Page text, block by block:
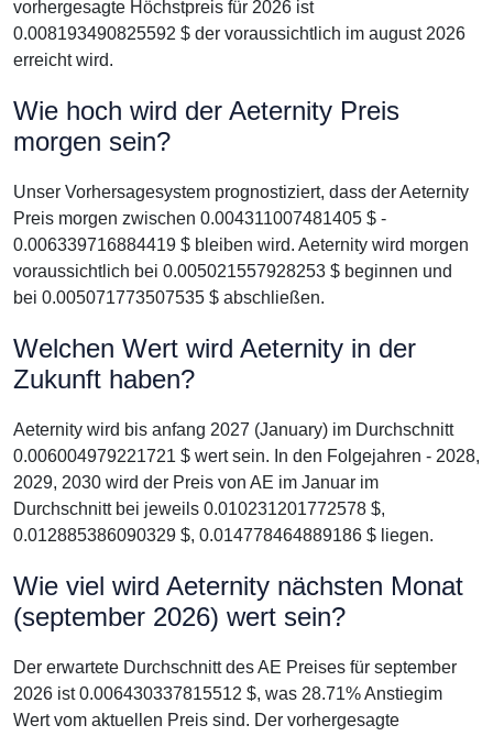
vorhergesagte Höchstpreis für 2026 ist
0.008193490825592 $ der voraussichtlich im august 2026
erreicht wird.
Wie hoch wird der Aeternity Preis
morgen sein?
Unser Vorhersagesystem prognostiziert, dass der Aeternity
Preis morgen zwischen 0.004311007481405 $ -
0.006339716884419 $ bleiben wird. Aeternity wird morgen
voraussichtlich bei 0.005021557928253 $ beginnen und
bei 0.005071773507535 $ abschließen.
Welchen Wert wird Aeternity in der
Zukunft haben?
Aeternity wird bis anfang 2027 (January) im Durchschnitt
0.006004979221721 $ wert sein. In den Folgejahren - 2028,
2029, 2030 wird der Preis von AE im Januar im
Durchschnitt bei jeweils 0.010231201772578 $,
0.012885386090329 $, 0.014778464889186 $ liegen.
Wie viel wird Aeternity nächsten Monat
(september 2026) wert sein?
Der erwartete Durchschnitt des AE Preises für september
2026 ist 0.006430337815512 $, was 28.71% Anstiegim
Wert vom aktuellen Preis sind. Der vorhergesagte